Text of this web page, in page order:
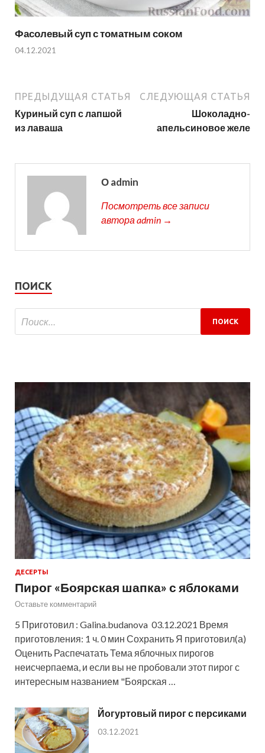
Фасолевый суп с томатным соком
04.12.2021
ПРЕДЫДУЩАЯ СТАТЬЯ
Куриный суп с лапшой
из лаваша
СЛЕДУЮЩАЯ СТАТЬЯ
Шоколадно-
апельсиновое желе
О admin
Посмотреть все записи
автора admin →
ПОИСК
ДЕСЕРТЫ
Пирог «Боярская шапка» с яблоками
Оставьте комментарий
5 Приготовил : Galina.budanova 03.12.2021 Время
приготовления: 1 ч. 0 мин Сохранить Я приготовил(а)
Оценить Распечатать Тема яблочных пирогов
неисчерпаема, и если вы не пробовали этот пирог с
интересным названием "Боярская …
Йогуртовый пирог с персиками
03.12.2021